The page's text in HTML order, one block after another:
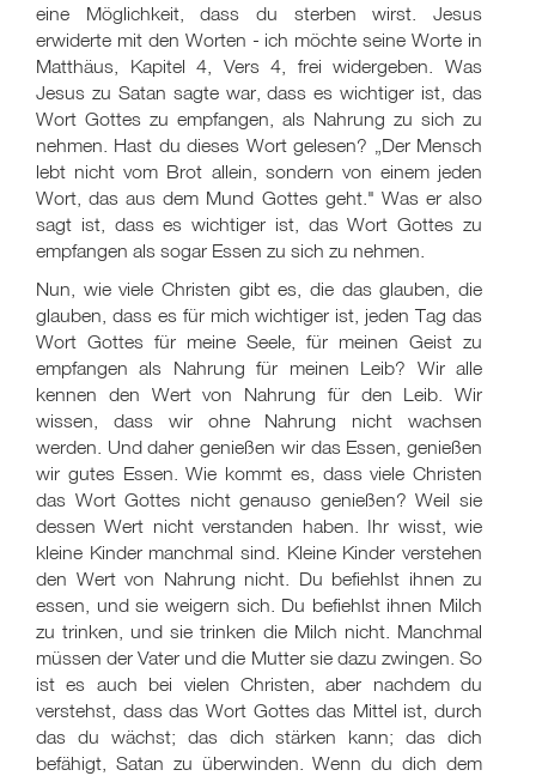
eine Möglichkeit, dass du sterben wirst. Jesus
erwiderte mit den Worten - ich möchte seine Worte in
Matthäus, Kapitel 4, Vers 4, frei widergeben. Was
Jesus zu Satan sagte war, dass es wichtiger ist, das
Wort Gottes zu empfangen, als Nahrung zu sich zu
nehmen. Hast du dieses Wort gelesen? „Der Mensch
lebt nicht vom Brot allein, sondern von einem jeden
Wort, das aus dem Mund Gottes geht." Was er also
sagt ist, dass es wichtiger ist, das Wort Gottes zu
empfangen als sogar Essen zu sich zu nehmen.
Nun, wie viele Christen gibt es, die das glauben, die
glauben, dass es für mich wichtiger ist, jeden Tag das
Wort Gottes für meine Seele, für meinen Geist zu
empfangen als Nahrung für meinen Leib? Wir alle
kennen den Wert von Nahrung für den Leib. Wir
wissen, dass wir ohne Nahrung nicht wachsen
werden. Und daher genießen wir das Essen, genießen
wir gutes Essen. Wie kommt es, dass viele Christen
das Wort Gottes nicht genauso genießen? Weil sie
dessen Wert nicht verstanden haben. Ihr wisst, wie
kleine Kinder manchmal sind. Kleine Kinder verstehen
den Wert von Nahrung nicht. Du befiehlst ihnen zu
essen, und sie weigern sich. Du befiehlst ihnen Milch
zu trinken, und sie trinken die Milch nicht. Manchmal
müssen der Vater und die Mutter sie dazu zwingen. So
ist es auch bei vielen Christen, aber nachdem du
verstehst, dass das Wort Gottes das Mittel ist, durch
das du wächst; das dich stärken kann; das dich
befähigt, Satan zu überwinden. Wenn du dich dem